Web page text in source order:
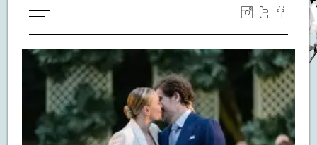
WILL YOU MARRY ME?
LUA DE MEL
COZINHA
DECORAÇÃO
DE NOIVA PRA NOIVA